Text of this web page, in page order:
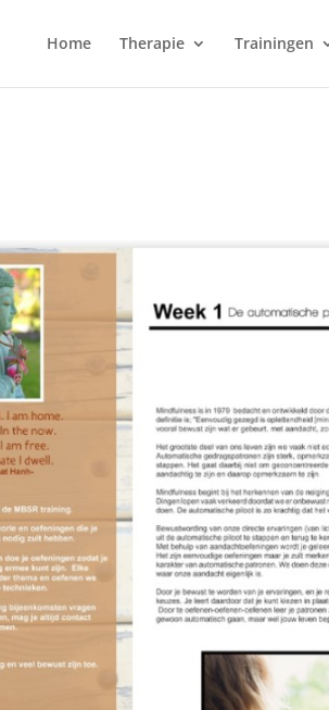
Home Therapie Trainingen